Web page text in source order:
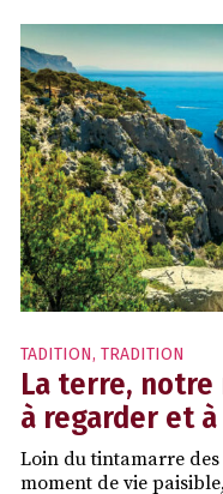
TADITION, TRADITION
La terre, notre
à regarder et
Loin du tintamarre des
moment de vie